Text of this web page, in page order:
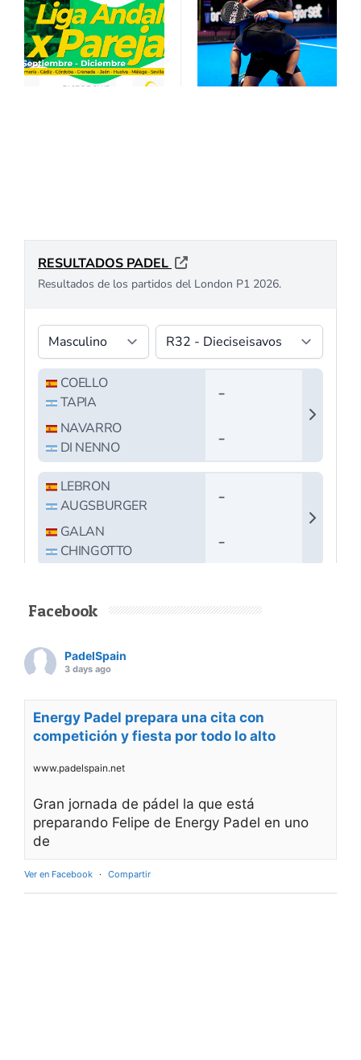
Facebook
PadelSpain
3 days ago
Energy Padel prepara una cita con
competición y fiesta por todo lo alto
www.padelspain.net
Gran jornada de pádel la que está
preparando Felipe de Energy Padel en uno
de
Ver en Facebook · Compartir